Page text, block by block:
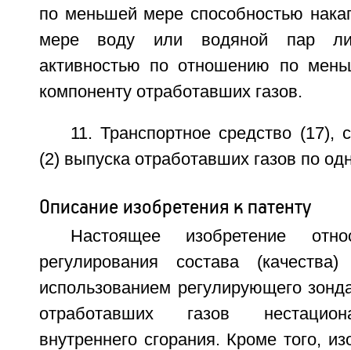
по меньшей мере способностью
мере воду или водяной пар
активностью по отношению по
компоненту отработавших газов.
11. Транспортное средство (17),
(2) выпуска отработавших газов по
Описание изобретения к патенту
Настоящее изобретение
регулирования состава
использованием регулирующего
отработавших газов
внутреннего сгорания. Кроме того,